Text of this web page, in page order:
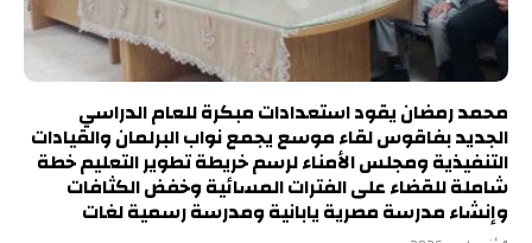
محمد رمضان يقود استعدادات مبكرة للعام الدراسي
الجديد بفاقوس لقاء موسع يجمع نواب البرلمان والقيادات
التنفيذية ومجلس الأمناء لرسم خريطة تطوير التعليم خطة
شاملة للقضاء على الفترات المسائية وخفض الكثافات
وإنشاء مدرسة مصرية يابانية ومدرسة رسمية لغات